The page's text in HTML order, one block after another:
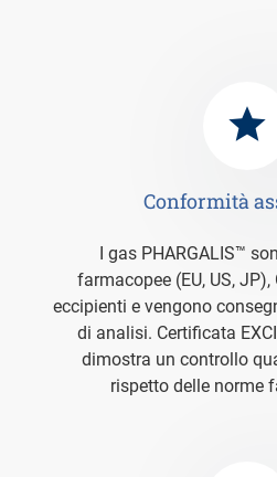
Conformità
I gas PHARGALIS™ sono conformi alle
farmacopee (EU, US, JP),
eccipienti e vengono
di analisi. Certificata
dimostra un controllo
rispetto delle norme